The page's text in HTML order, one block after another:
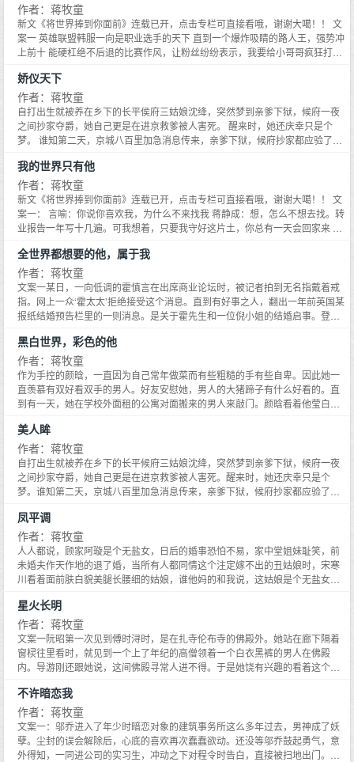
作者：蒋牧童
新文《将世界捧到你面前》连载已开，点击专栏可直接看哦，谢谢大噶！！ 文
案一 英雄联盟韩服一向是职业选手的天下 直到一个爆炸吸睛的路人王，强势冲
上前十 能硬杠绝不后退的比赛作风，让粉丝纷纷表示，我要给小哥哥疯狂打
奶皮肤，嗯、萝莉。 文案二 主持人问林珑从古典届转投电竞，有什么不同 林
珑：没什么不同，反正不管到哪里，我都是天才少女 两个月前还一身甜美古典
的小姑娘，满嘴骚话 粉丝纷纷表示，又一个被自家队长带歪了的 而那个自家队
长，此刻正坐在后台，翘着脚，一脸笑意地看着接受采访的小姑娘 1、暴走萝
莉VS大魔王的故事 2、楠竹和女主的职业纯属YY，无原型 3、其他什么都不能
收藏，关爱男朋友
娇仪天下
作者：蒋牧童
自打出生就被养在乡下的长平侯府三姑娘沈绛，突然梦到亲爹下狱，候府一夜
之间抄家夺爵，她自己更是在进京救爹被人害死。 醒来时，她还庆幸只是个
梦。 谁知第二天，京城八百里加急消息传来，亲爹下狱，候府抄家都应验了。
去！ * 所有人都等着长平候府这位在乡下养大的三姑娘，被践踏在泥里，结果
等着等着 沈绛已经仗着梦境，结交完未来各路大人物。 现在只是七品的未来阁
臣 家道中落的少年将军 走马斗鸡混吃等死的首富 她把自己的小池塘喂成了一
片汪洋大海。 唯有对那位在别人嘴里一会儿光风霁月如神佛，一会儿偏执阴鸷
的郢王世子谢珣，敬而远之。 对此，沈绛坦言：这种传闻差异过大，人设崩如
路上顺手救下的，长相俊美，温润如玉落魄公子的真实身份。 哦豁，这人竟还
有两幅面孔呢。 待这位世子殿下彻底变成权倾朝野，杀伐决断的大魔王 他将人
掳到府上，笑容温柔而放肆的看着面前的小姑娘。 三姑娘若想杀谁，我来举
刀。 【小剧场】 进京后沈绛才发现，这里犹如巨大赌场。 买定离手，不容反
悔。 赢家扶摇直上，输者杀头流放。 沈绛：京城真有意思。 人设崩如狗疯批
世子爷X看似娇柔实则真‘凶残’小仙女 【提示】 1、苏文，男女主皆不是圣人满
身缺点，不喜勿进 2、架空古言，请勿考究 * 接挡文《不许暗恋我》，是阿童
的现言小甜饼，可以先收藏一下 文案一 邬乔进入了年少时暗恋对象的建筑事务
所 这么多年过去，男神成了妖孽。 还没等邬乔有所表示，意外得知，一同进公
司的实习生，冲动之下对程令时告白，直接被扫地出门。 原来公司有条不成文
的规定：不可喜欢某位程姓合伙人。 邬乔：呃 男人和工作，她要工作！ 许久
之后。 面对已经住在一起的男人，邬乔忽然想起这个规定，忍不住问道：我现
在这样算是违反公司规定吗？ 程令时转了下刚拿到手的婚戒：当然不算。 男人
口吻极理所当然的补了句。 因为我也喜欢你。 #国际驰名双标程令时# #不可喜
欢某位程姓合伙人，除非他也喜欢你#
我的世界只有他
作者：蒋牧童
新文《将世界捧到你面前》连载已开，点击专栏可直接看哦，谢谢大噶！！ 文
案一： 言喻：你说你喜欢我，为什么不来找我 蒋静成：想，怎么不想去找。转
业报告一年写十几遍。可我想着，只要我守好这片土，你总有一天会回家来 祖
CP 2、架空，不接受任何原型 3、其他什么都不能保证，唯一能确定的是我的
坑品很好
全世界都想要的他，属于我
作者：蒋牧童
文案一某日，一向低调的霍慎言在出席商业论坛时，被记者拍到无名指戴着戒
指。网上一众‘霍太太’拒绝接受这个消息。直到有好事之人，翻出一年前英国某
报纸结婚预告栏里的一则消息。是关于霍先生和一位倪小姐的结婚启事。登
脚恒亚集团官网发布正式公告。随着公告一起发出来的还有一张照片。照片
里，她被霍慎言用大衣裹在怀里，还有霍慎言抵死温柔的笑容。原来高冷如
他，也会笑得这么温柔。
黑白世界，彩色的他
作者：蒋牧童
作为手控的颜晗，一直因为自己常年做菜而有些粗糙的手有些自卑。因此她一
直羡慕有双好看双手的男人。好友安慰她，男人的大猪蹄子有什么好看的。直
到有一天，她在学校外面租的公寓对面搬来的男人来敲门。颜晗看着他莹白、
裴以恒篇：来体验大学生活的裴以恒，住在学校外面的一栋公寓。起初还好，
渐渐，他有些烦躁。因为对面每天做的饭实在太香了。终于，有一天他忍不住
去敲门。门打开露出一张白嫩可爱的小脸时，他微怔。而当她端起手中的椒盐
猪蹄问他吃不吃的时候。嗯，他要娶她当老婆。文案二：夺冠之后，记者请裴
以恒说出，对他人生最重要的事情。生性淡漠的少年，扯过旁边的本子，直接
棋但是遇见她之后，他最爱的是窝在棋盘边，像猫一样的她。
美人眸
作者：蒋牧童
自打出生就被养在乡下的长平候府三姑娘沈绛，突然梦到亲爹下狱，候府一夜
之间抄家夺爵，她自己更是在进京救爹被人害死。醒来时，她还庆幸只是个
梦。谁知第二天，京城八百里加急消息传来，亲爹下狱，候府抄家都应验了。
平候府这位在乡下养大的三姑娘，被践踏在泥里，结果等着等着……沈绛已经
仗着梦境，结交完未来各路大人物。现在只是七品的未来阁臣家道中落的少年
将军走马斗鸡混吃等死的首富她把自己的小池塘喂成了一片汪洋大海。……唯
有对那位在别人嘴里一会儿光风霁月如神佛，一会儿偏执阴鸷的郢王世子谢
珣，敬而远之。对此，沈绛坦言：这种传闻差异过大，人设崩如疯狗的人，可
的，长相俊美，清冷出尘，还做一手好菜的落魄公子的真实身份。哦豁，这人
竟还有两幅面孔呢。直至这位世子殿下终于统一人设，彻底变成权倾朝野，杀
伐决断的大魔王他将人掳到府上，笑容温柔而放肆的看着面前的小姑娘。三姑
娘若想杀谁，我来举刀。【小剧场】进京后沈绛才发现，这里犹如巨大赌场。
买定离手，不容反悔。赢家扶摇直上，输者杀头流放
凤平调
作者：蒋牧童
人人都说，顾家阿璇是个无盐女，日后的婚事恐怕不易，家中堂姐妹耻笑，前
未婚夫作天作地的退了婚，当所有人都同情这个注定嫁不出的丑姑娘时，宋寒
川看着面前肤白貌美腿长腰细的姑娘，谁他妈的和我说，这姑娘是个无盐女
之恩当涌泉相报，救命之恩是不是该以身相许？顾姑娘立刻搂紧衣裳：可我不
想要你报恩呐，而顾令璇还不知，她的人生已是奏响了一曲凤平调。
星火长明
作者：蒋牧童
文案一阮昭第一次见到傅时浔时，是在扎寺伦布寺的佛殿外。她站在廊下隔着
窗棂往里看时，就见到一个上了年纪的高僧领着一个白衣黑裤的男人在佛殿
内。导游刚还跟她说，这间佛殿寻常人进不得。于是她饶有兴趣的看着这个应
下，阮昭进了可以朝拜的殿宇，虔诚许下心愿：第一：若是让她见到刚才那个
男人第二面，她一定跟他要联系方式第二：若这男人日后落到她手里，她必好
好待他于是那天，阮昭站在佛殿旁，等了三个小时，只为再见傅时浔第二面。
文案二：阮昭追傅时浔追的轰轰烈烈，惊天动地。但所有人都等着看她笑话，
更有人私底下嘀咕：就该让傅时浔这样的男人治治她，也好让她知道，不是有
不许暗恋我
作者：蒋牧童
文案一：邬乔进入了年少时暗恋对象的建筑事务所这么多年过去，男神成了妖
孽。尘封的误会解除后，心底的喜欢再次蠢蠢欲动。还没等邬乔鼓起勇气，意
外得知，一同进公司的实习生，冲动之下对程令时告白，直接被扫地出门。原